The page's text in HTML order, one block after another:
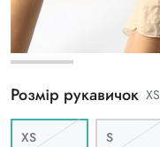
Розмір рукавичок XS
XS S